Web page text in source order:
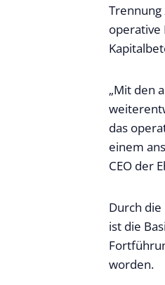
Trennung
operative
„Mit den
das
einem
CEO der
Durch
ist die
worden.